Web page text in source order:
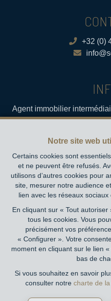
Notre site web
Certains cookies sont
et ne peuvent être refusés.
utilisons d’autres cookies pour
site, mesurer notre audience
lien avec les réseaux sociaux
En cliquant sur « Tout autoriser
tous les cookies. Vous
précisément vos
« Configurer ». Votre
moment en cliquant sur le lien
bas de
Si vous souhaitez en savoir
consulter notre charte de
+32 (0)
Agent immobilier
502.723 en Belgique-
16B, 1000 Bruxelles (+32
Soumis aucode
RC professionnelle et
Place du Trône 1, 1000
Couverture valable pour les
Conditions générales d'utilisation du
Charte de la protection de la vie privée